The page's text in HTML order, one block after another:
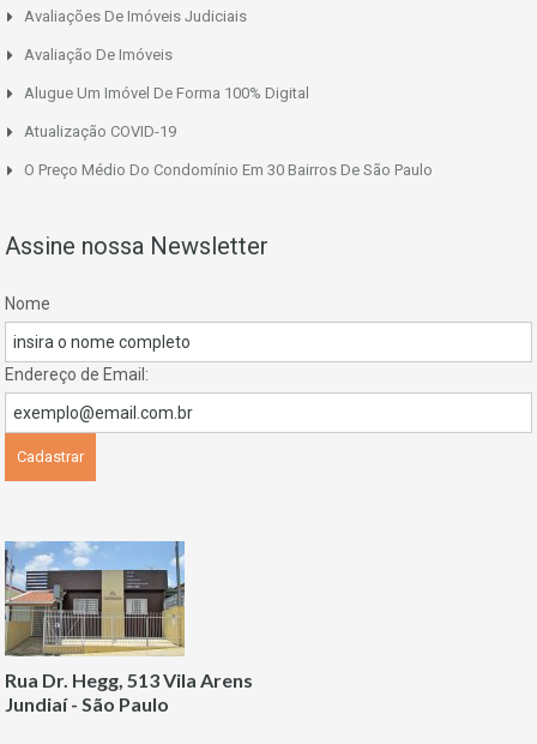
Avaliações De Imóveis Judiciais
Avaliação De Imóveis
Alugue Um Imóvel De Forma 100% Digital
Atualização COVID-19
O Preço Médio Do Condomínio Em 30 Bairros De São Paulo
Assine nossa Newsletter
Nome
Endereço de Email:
Rua Dr. Hegg, 513 Vila Arens
Jundiaí - São Paulo